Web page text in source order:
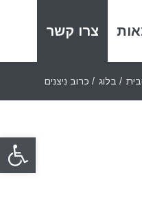
פתח
צרו קשר
/ בלוג / כרוב ניצנים